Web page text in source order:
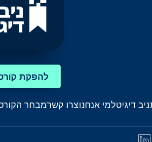
להפקת
ניב דיגיטלמי אנחנוצרו קשרמבחר